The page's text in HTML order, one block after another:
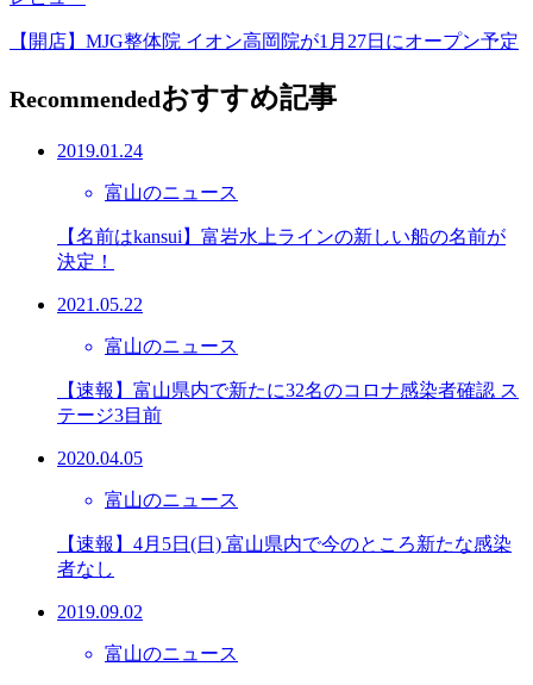
【開店】MJG整体院 イオン高岡院が1月27日にオープン予定
Recommendedおすすめ記事
2019.01.24
富山のニュース
【名前はkansui】富岩水上ラインの新しい船の名前が
決定！
2021.05.22
富山のニュース
【速報】富山県内で新たに32名のコロナ感染者確認 ス
テージ3目前
2020.04.05
富山のニュース
【速報】4月5日(日) 富山県内で今のところ新たな感染
者なし
2019.09.02
富山のニュース